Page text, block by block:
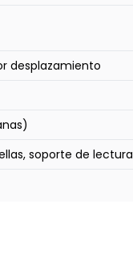
desplazamiento
soporte de lectura